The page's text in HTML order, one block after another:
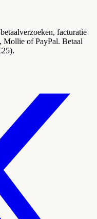
facturatie
Mollie of PayPal. Betaal